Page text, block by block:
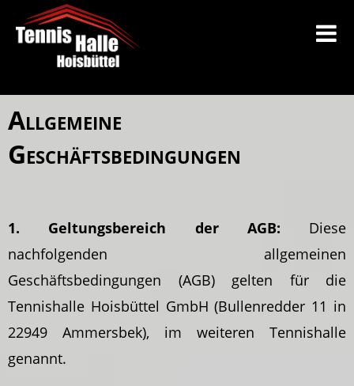
Allgemeine
Geschäftsbedingungen
1. Geltungsbereich der AGB: Diese
nachfolgenden allgemeinen
Geschäftsbedingungen (AGB) gelten für die
Tennishalle Hoisbüttel GmbH (Bullenredder 11 in
22949 Ammersbek), im weiteren Tennishalle
genannt.